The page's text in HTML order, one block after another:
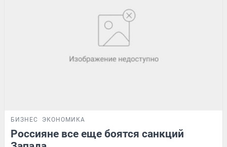
БИЗНЕС ЭКОНОМИКА
Россияне все еще боятся санкций